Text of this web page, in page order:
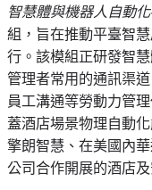
智慧體與機器人自動化
組，旨在推動平臺智
行。該模組正研發智
管理者常用的通訊渠
員工溝通等勞動力管
蓋酒店場景物理自動
擎朗智慧、在美國內
公司合作開展的酒店